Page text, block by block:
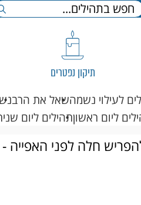
תיקון נפטרים
לעילוי נשמהשאל את הרב
ליום ראשוןתהילים ליום שני
חלה לפני האפייה